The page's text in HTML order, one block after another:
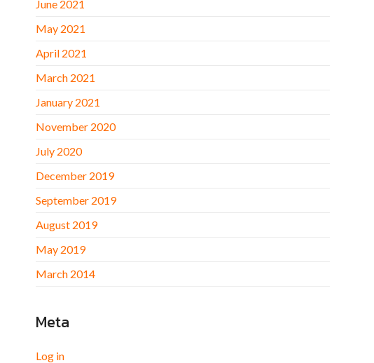
June 2021
May 2021
April 2021
March 2021
January 2021
November 2020
July 2020
December 2019
September 2019
August 2019
May 2019
March 2014
Meta
Log in